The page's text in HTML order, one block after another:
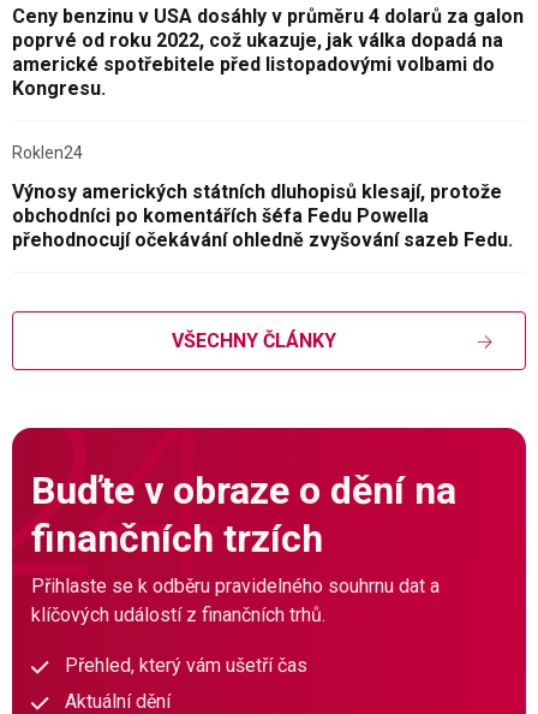
Ceny benzinu v USA dosáhly v průměru 4 dolarů za galon
poprvé od roku 2022, což ukazuje, jak válka dopadá na
americké spotřebitele před listopadovými volbami do
Kongresu.
Roklen24
Výnosy amerických státních dluhopisů klesají, protože
obchodníci po komentářích šéfa Fedu Powella
přehodnocují očekávání ohledně zvyšování sazeb Fedu.
VŠECHNY ČLÁNKY
Buďte v obraze o dění na
finančních trzích
Přihlaste se k odběru pravidelného souhrnu dat a
klíčových událostí z finančních trhů.
Přehled, který vám ušetří čas
Aktuální dění